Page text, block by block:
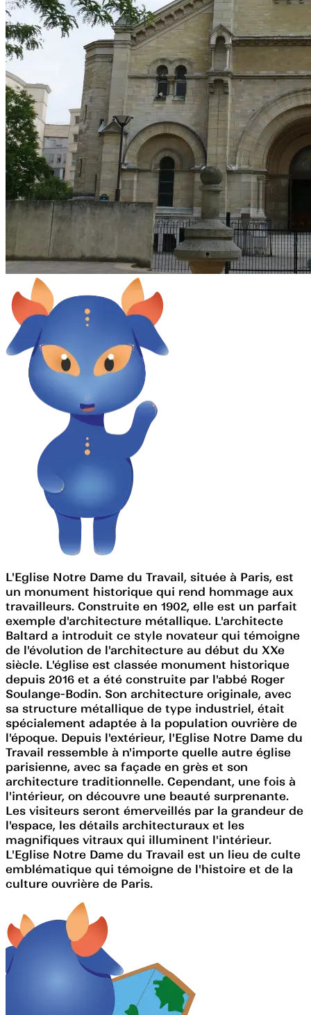
L'Eglise Notre Dame du Travail, située à Paris, est
un monument historique qui rend hommage aux
travailleurs. Construite en 1902, elle est un parfait
exemple d'architecture métallique. L'architecte
Baltard a introduit ce style novateur qui témoigne
de l'évolution de l'architecture au début du XXe
siècle. L'église est classée monument historique
depuis 2016 et a été construite par l'abbé Roger
Soulange-Bodin. Son architecture originale, avec
sa structure métallique de type industriel, était
spécialement adaptée à la population ouvrière de
l'époque. Depuis l'extérieur, l'Eglise Notre Dame du
Travail ressemble à n'importe quelle autre église
parisienne, avec sa façade en grès et son
architecture traditionnelle. Cependant, une fois à
l'intérieur, on découvre une beauté surprenante.
Les visiteurs seront émerveillés par la grandeur de
l'espace, les détails architecturaux et les
magnifiques vitraux qui illuminent l'intérieur.
L'Eglise Notre Dame du Travail est un lieu de culte
emblématique qui témoigne de l'histoire et de la
culture ouvrière de Paris.